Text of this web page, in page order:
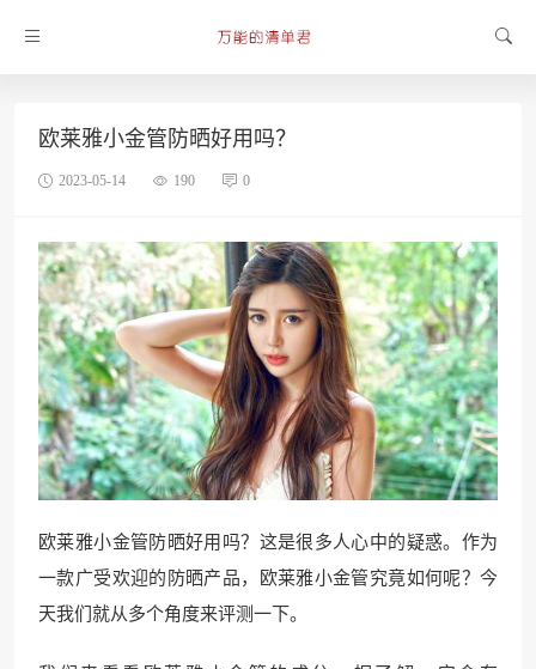
欧莱雅小金管防晒好用吗？
2023-05-14 190 0
欧莱雅小金管防晒好用吗？这是很多人心中的疑惑。作为
一款广受欢迎的防晒产品，欧莱雅小金管究竟如何呢？今
天我们就从多个角度来评测一下。